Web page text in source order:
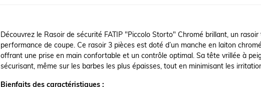
Découvrez le Rasoir de sécurité FATIP "Piccolo Storto" Chromé brillant, un
performance de coupe. Ce rasoir 3 pièces est doté d’un manche en laiton
offrant une prise en main confortable et un contrôle optimal. Sa tête vrillée à
sécurisant, même sur les barbes les plus épaisses, tout en minimisant les
Bienfaits des caractéristiques :